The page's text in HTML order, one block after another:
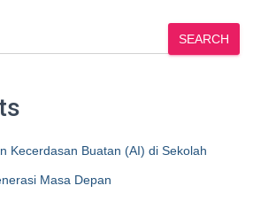
SEARCH
Kecerdasan Buatan (AI) di Sekolah
Masa Depan